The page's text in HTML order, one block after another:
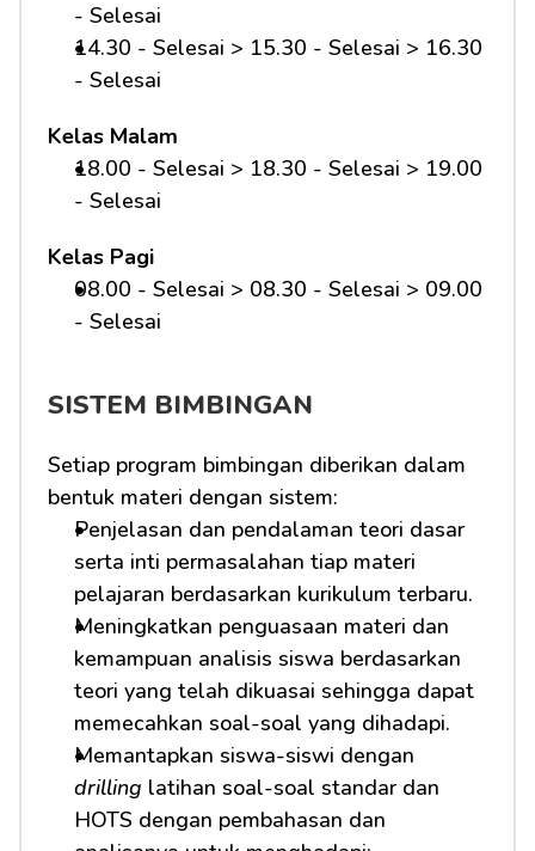
- Selesai
14.30 - Selesai > 15.30 - Selesai > 16.30
- Selesai
Kelas Malam
18.00 - Selesai > 18.30 - Selesai > 19.00
- Selesai
Kelas Pagi
08.00 - Selesai > 08.30 - Selesai > 09.00
- Selesai
SISTEM BIMBINGAN
Setiap program bimbingan diberikan dalam
bentuk materi dengan sistem:
Penjelasan dan pendalaman teori dasar
serta inti permasalahan tiap materi
pelajaran berdasarkan kurikulum terbaru.
Meningkatkan penguasaan materi dan
kemampuan analisis siswa berdasarkan
teori yang telah dikuasai sehingga dapat
memecahkan soal-soal yang dihadapi.
drilling latihan soal-soal standar dan
HOTS dengan pembahasan dan